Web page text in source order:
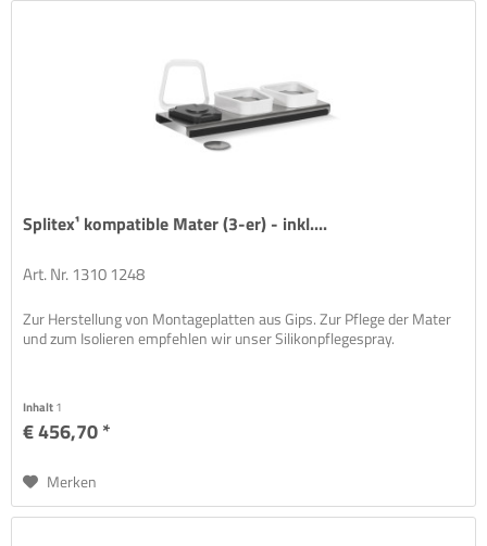
Splitex¹ kompatible Mater (3-er) - inkl....
Art. Nr. 1310 1248
Zur Herstellung von Montageplatten aus Gips. Zur Pflege der Mater
und zum Isolieren empfehlen wir unser Silikonpflegespray.
Inhalt1
€ 456,70 *
Merken